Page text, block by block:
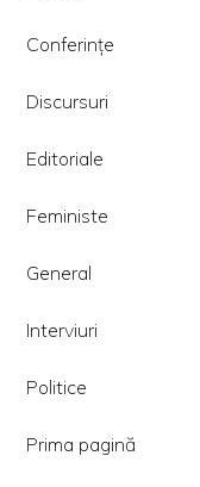
Conferințe
Discursuri
Editoriale
Feministe
General
Interviuri
Politice
Prima pagină